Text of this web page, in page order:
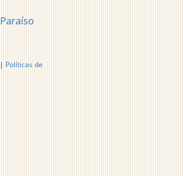
Paraíso
| Políticas de